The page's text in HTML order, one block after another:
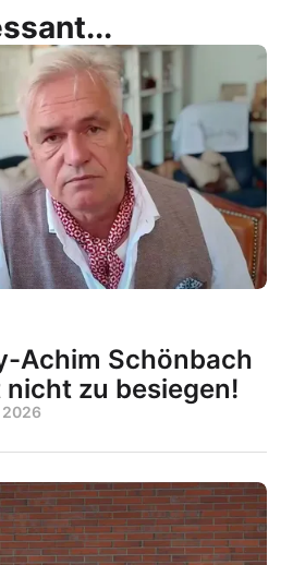
Achim Schönbach
nicht zu besiegen!
2026